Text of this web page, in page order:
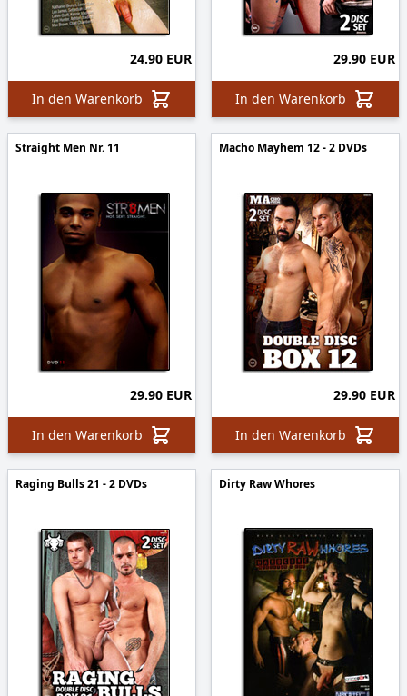
24.90 EUR
In den Warenkorb
29.90 EUR
In den Warenkorb
Straight Men Nr. 11
29.90 EUR
In den Warenkorb
Macho Mayhem 12 - 2 DVDs
29.90 EUR
In den Warenkorb
Raging Bulls 21 - 2 DVDs Dirty Raw Whores